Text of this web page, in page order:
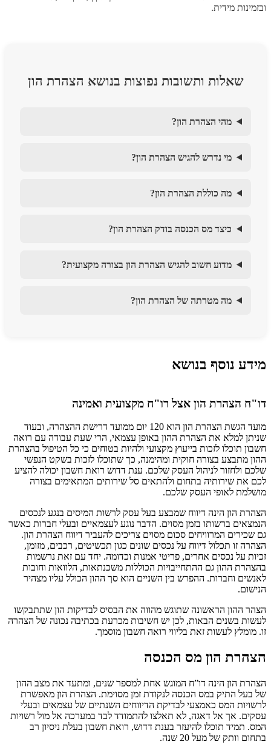
ובזמינות מידית.
שאלות ותשובות נפוצות בנושא הצהרת הון
מהי הצהרת הון?
מי נדרש להגיש הצהרת הון?
מה כוללת הצהרת הון?
כיצד מס הכנסה בודק הצהרת הון?
מדוע חשוב להגיש הצהרת הון בצורה מקצועית?
מה מטרתה של הצהרת הון?
מידע נוסף בנושא
דו"ח הצהרת הון אצל רו"ח מקצועית ואמינה
מועד הגשת הצהרת הון הוא 120 יום ממועד דרישת ההצהרה, ובעוד
שניתן למלא את הצהרת ההון באופן עצמאי, הרי שעת עבודה עם רואה
חשבון תוכלו לזכות בייעוץ מקצועי ולהיות בטוחים כי כל הטיפול בהצהרת
ההון מתבצע בצורה חוקית ומהימנה, כך שתוכלו לזכות בשקט הנפשי
שלכם ולחזור לניהול העסק שלכם. ענת דדוש רואת חשבון יכולה להציע
לכם את שירותיה בתחום ולהתאים סל שירותים המתאימים בצורה
מושלמת לאופי העסק שלכם.
הצהרת הון הינה דיווח שמבצע בעל עסק לרשות המיסים בנגע לנכסים
הנמצאים ברשותו בזמן מסוים. הדבר נוגע לעצמאיים ובעלי חברות כאשר
גם שכירים המרוויחים סכום מסוים צריכים להעביר דיווח הצהרת הון.
הצהרה זו תכלול דיווח על נכסים שונים כגון תכשיטים, רכבים, מזומן,
זכיות על נכסים אחרים, פריטי אמנות וכדומה. יחד עם זאת נרשמות
בהצהרת ההון גם ההתחייבויות הכוללות משכנתאות, הלוואות וחובות
לאנשים וחברות. ההפרש בין השניים הוא סך ההון הכולל עליו מצהיר
הנישום.
הצהר ההון הראשונה שתוגש מהווה את הבסיס לבדיקות הון שתתבקשו
לעשות בשנים הבאות, לכן יש חשיבות מכרעת בכתיבה נכונה של הצהרה
זו. מומלץ לעשות זאת בליווי רואה חשבון מוסמך.
הצהרת הון מס הכנסה
הצהרת הון הינה דו”ח המוגש אחת למספר שנים, ומתעד את מצב ההון
של בעל התיק במס הכנסה לנקודת זמן מסוימת. הצהרת הון מאפשרת
לרשויות המס כאמצעי לבדיקת הדיווחים השנתיים של עצמאים ובעלי
עסקים. אך אל דאגה, לא תאלצו להתמודד לבד במערכה אל מול רשויות
המס. תמיד תוכלו להיעזר בענת דדוש, רואת חשבון בעלת ניסיון רב
בתחום וותק של מעל 20 שנה.